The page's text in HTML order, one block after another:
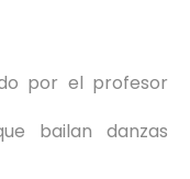
por el profesor
bailan danzas